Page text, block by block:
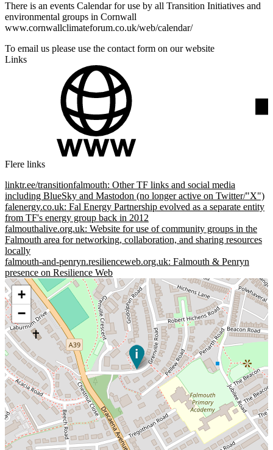
There is an events Calendar for use by all Transition Initiatives and
environmental groups in Cornwall
www.cornwallclimateforum.co.uk/web/calendar/
To email us please use the contact form on our website
Links
Flere links
linktr.ee/transitionfalmouth: Other TF links and social media
including BlueSky and Mastodon (no longer active on Twitter/"X")
falenergy.co.uk: Fal Energy Partnership evolved as a separate entity
from TF's energy group back in 2012
falmouthalive.org.uk: Website for use of community groups in the
Falmouth area for networking, collaboration, and sharing resources
locally
falmouth-and-penryn.resilienceweb.org.uk: Falmouth & Penryn
presence on Resilience Web
+
−